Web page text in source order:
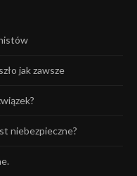
jak zawsze
niebezpieczne?